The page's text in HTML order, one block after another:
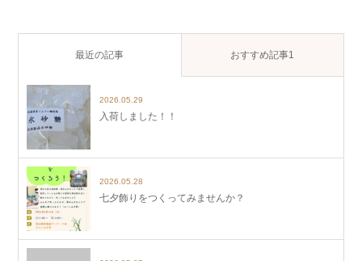
最近の記事 おすすめ記事1
2026.05.29
入荷しました！！
2026.05.28
七夕飾りをつくってみませんか？